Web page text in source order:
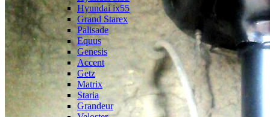
Hyundai ix55
Grand Starex
Palisade
Equus
Genesis
Accent
Getz
Matrix
Staria
Grandeur